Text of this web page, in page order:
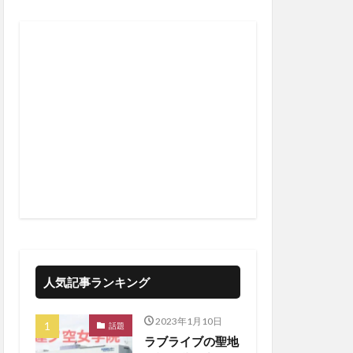
人気記事ランキング
話題 2023年1月10日
ラブライブの聖地